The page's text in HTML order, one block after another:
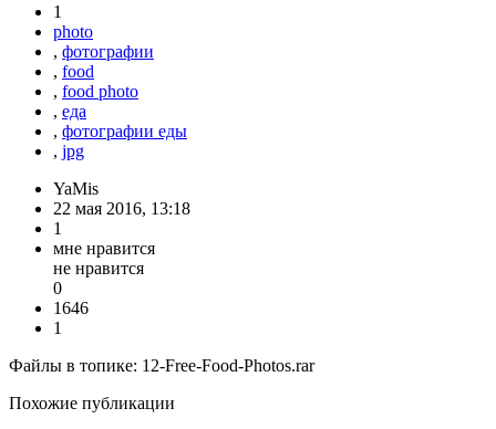
1
photo
, фотографии
, food
, food photo
, еда
, фотографии еды
, jpg
YaMis
22 мая 2016, 13:18
1
мне нравится
не нравится
0
1646
1
Файлы в топике: 12-Free-Food-Photos.rar
Похожие публикации